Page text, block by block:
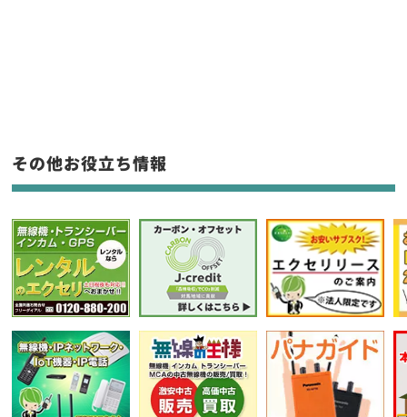
フリーワード入力(製品名等)
選択条件をリセット
その他お役立ち情報